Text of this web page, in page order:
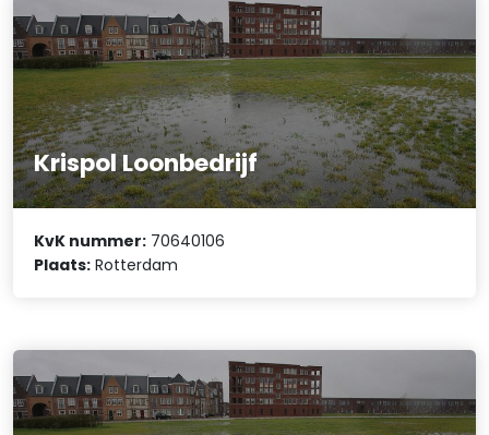
Krispol Loonbedrijf
KvK nummer: 70640106
Plaats: Rotterdam